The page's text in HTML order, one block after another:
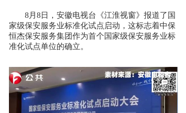
8月8日，安徽电视台《江淮视窗》报道了国
家级保安服务业标准化试点启动，这标志着中保
恒杰保安服务集团作为首个国家级保安服务业标
准化试点单位的确立。